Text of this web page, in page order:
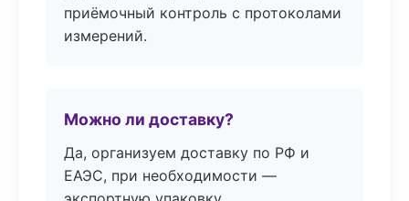
приёмочный контроль с протоколами
измерений.
Можно ли доставку?
Да, организуем доставку по РФ и
ЕАЭС, при необходимости —